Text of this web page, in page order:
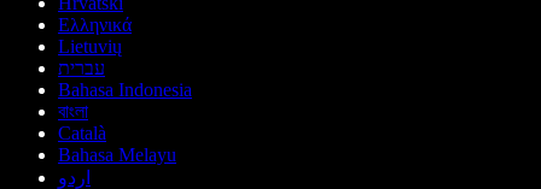
Ελληνικά
Lietuvių
עברית
Bahasa Indonesia
বাংলা
Català
Bahasa Melayu
اردو